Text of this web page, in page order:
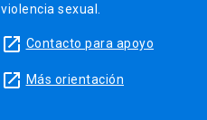
violencia sexual.
launch Contacto para apoyo
launch Más orientación